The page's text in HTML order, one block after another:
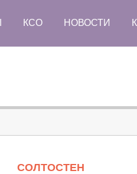
КСО НОВОСТИ
СОЛТОСТЕН